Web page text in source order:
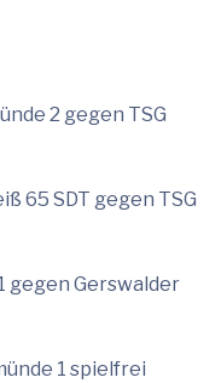
2 gegen TSG
65 SDT gegen TSG
Gerswalder
1 spielfrei